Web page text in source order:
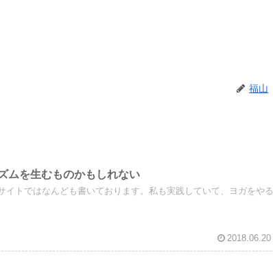
福山
ムを生むものかもしれない
イトではなんども書いております。私も実践していて、ヨガをやる
2018.06.20